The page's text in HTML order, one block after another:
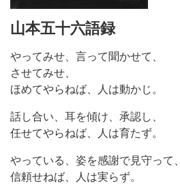
山本五十六語録
やってみせ、言って聞かせて、
させてみせ、
ほめてやらねば、人は動かじ。
話し合い、耳を傾け、承認し、
任せてやらねば、人は育たず。
やっている、姿を感謝で見守って、
信頼せねば、人は実らず。